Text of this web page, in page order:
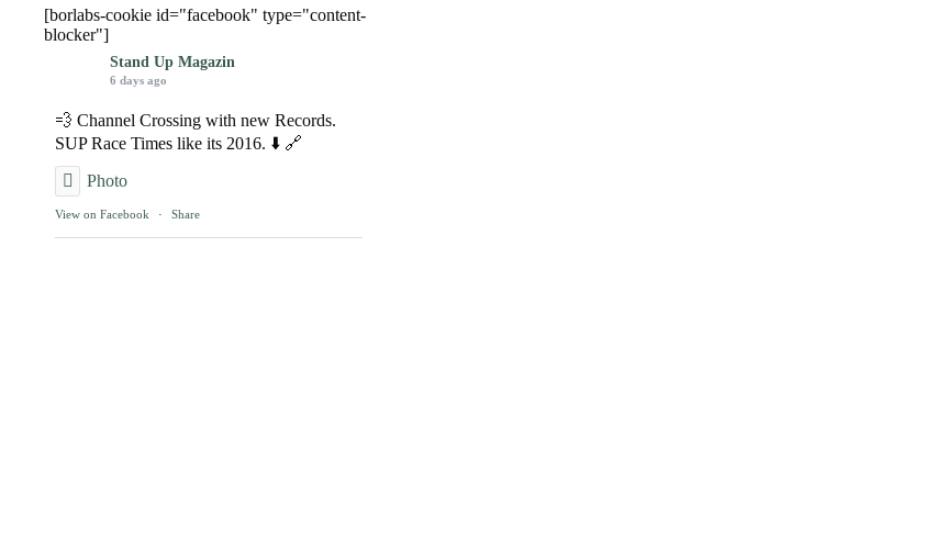
[borlabs-cookie id="facebook" type="content-
blocker"]
Stand Up Magazin
6 days ago
💨 Channel Crossing with new Records.
SUP Race Times like its 2016. ⬇️ 🔗
Photo
View on Facebook · Share